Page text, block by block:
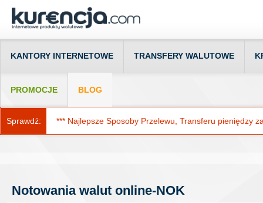
KANTORY INTERNETOWE TRANSFERY WALUTOWE
PROMOCJE BLOG
Sprawdź: *** Najlepsze Sposoby Przelewu, Transferu pieniędzy
Notowania walut online-NOK